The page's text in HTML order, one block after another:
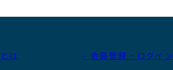
は
- 会員登録・ログイン